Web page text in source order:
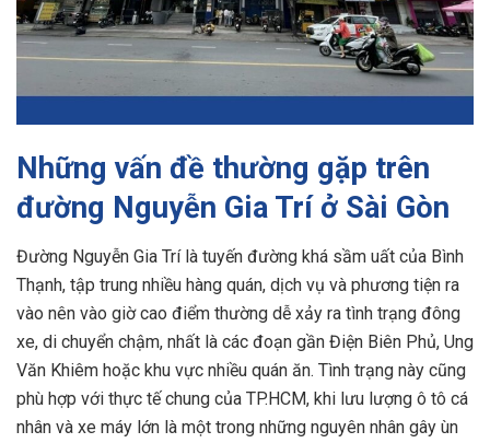
Những vấn đề thường gặp trên
đường Nguyễn Gia Trí ở Sài Gòn
Đường Nguyễn Gia Trí là tuyến đường khá sầm uất của Bình
Thạnh, tập trung nhiều hàng quán, dịch vụ và phương tiện ra
vào nên vào giờ cao điểm thường dễ xảy ra tình trạng đông
xe, di chuyển chậm, nhất là các đoạn gần Điện Biên Phủ, Ung
Văn Khiêm hoặc khu vực nhiều quán ăn. Tình trạng này cũng
phù hợp với thực tế chung của TP.HCM, khi lưu lượng ô tô cá
nhân và xe máy lớn là một trong những nguyên nhân gây ùn